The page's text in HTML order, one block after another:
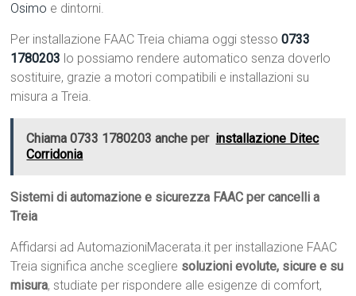
Osimo e dintorni.
Per installazione FAAC Treia chiama oggi stesso0733
1780203 lo possiamo rendere automatico senza doverlo
sostituire, grazie a motori compatibili e installazioni su
misura a Treia.
Chiama 0733 1780203 anche per installazione Ditec
Corridonia
Sistemi di automazione e sicurezza FAAC per cancelli a
Treia
Affidarsi ad AutomazioniMacerata.it per installazione FAAC
Treia significa anche scegliere soluzioni evolute, sicure e su
misura, studiate per rispondere alle esigenze di comfort,